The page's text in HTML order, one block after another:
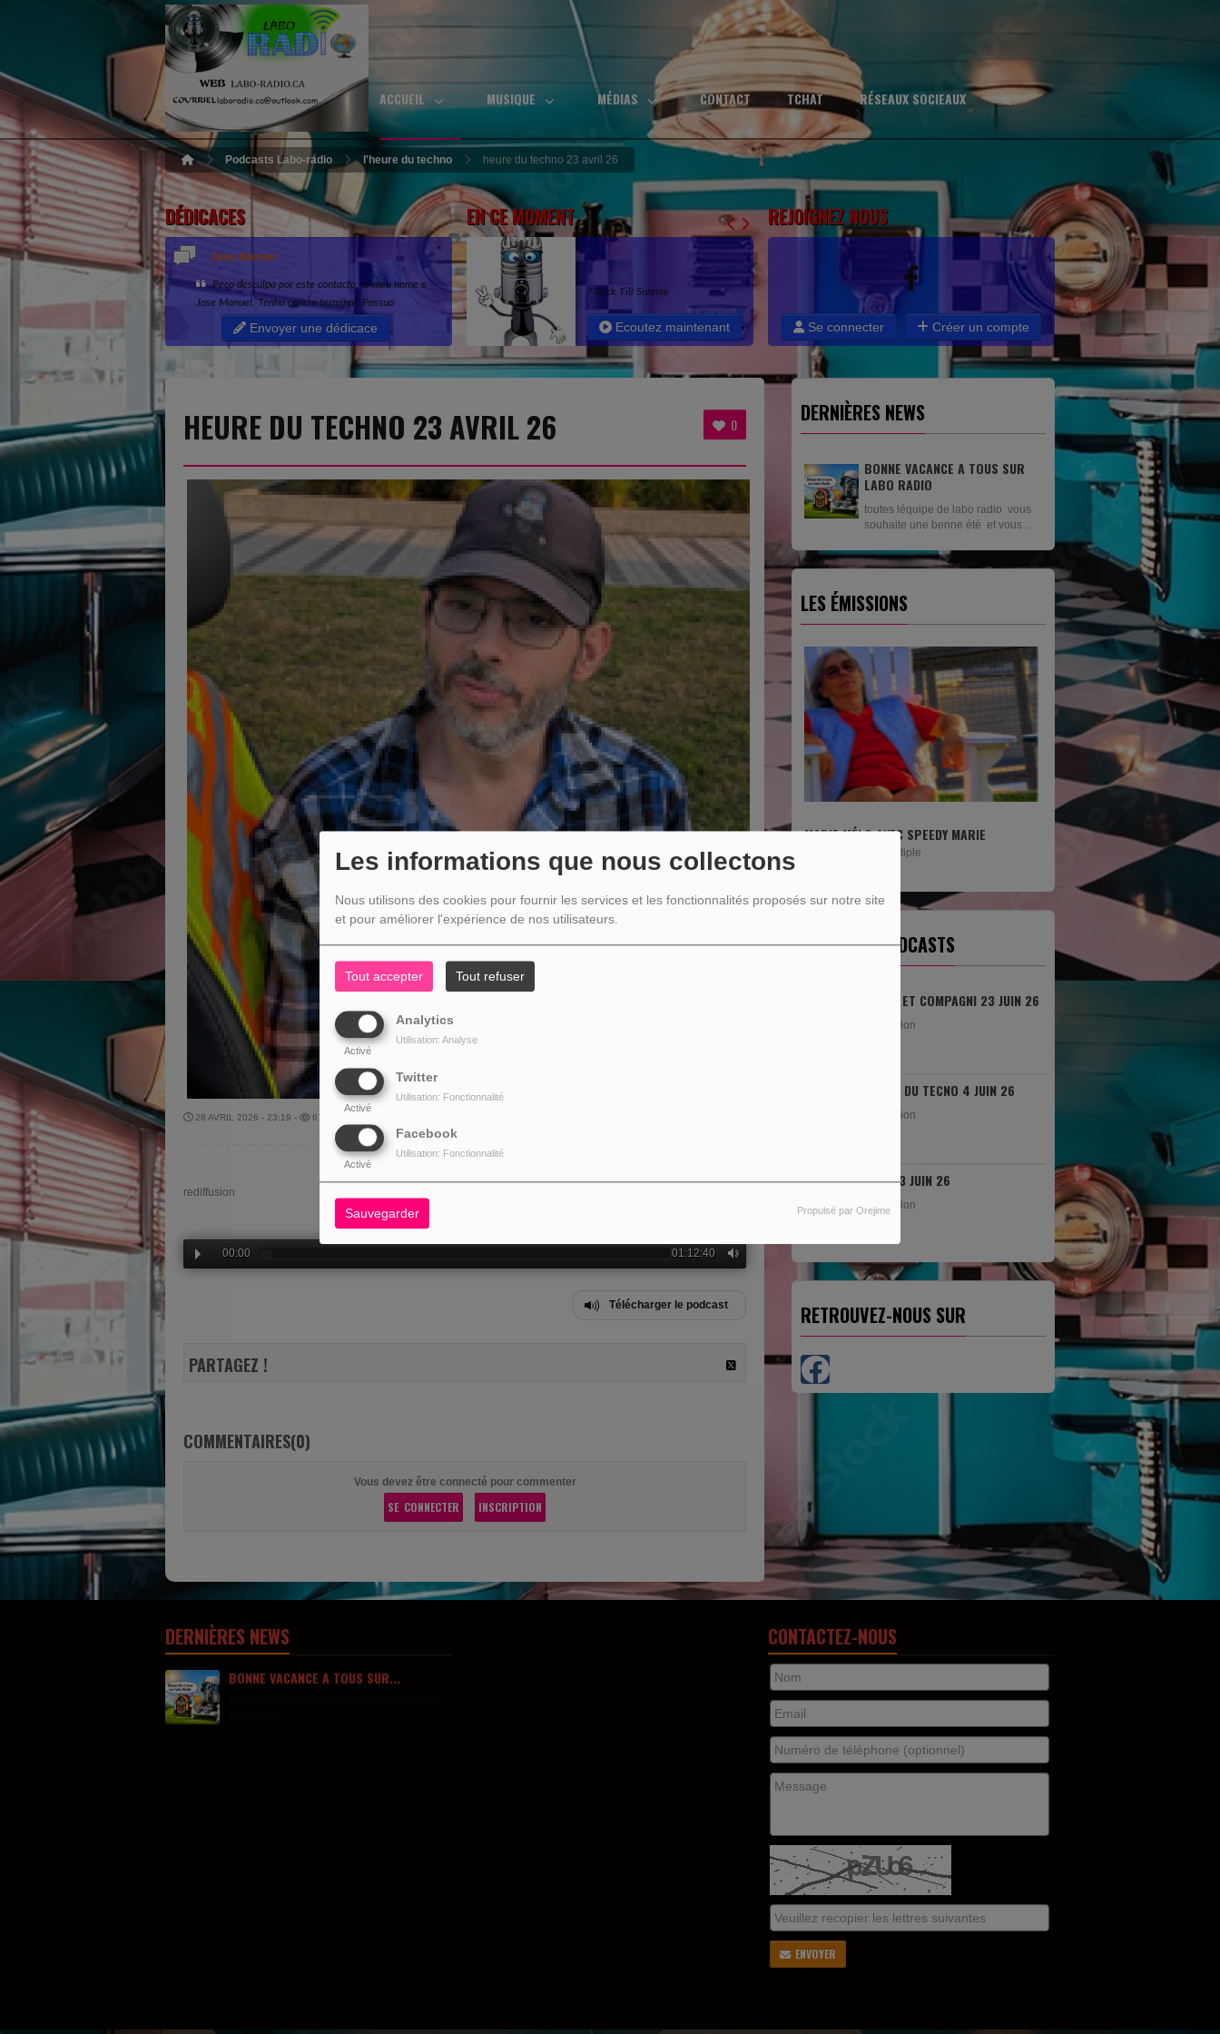
Les informations que nous collectons
Nous utilisons des cookies pour fournir les services et les fonctionnalités proposés sur notre site
et pour améliorer l'expérience de nos utilisateurs.
Tout accepter Tout refuser
Analytics
Activé
Utilisation: Analyse
Twitter
Activé
Utilisation: Fonctionnalité
Facebook
Activé
Utilisation: Fonctionnalité
Sauvegarder Propulsé par Orejime
ACCUEIL MUSIQUE MÉDIAS CONTACT TCHAT RÉSEAUX SOCIEAUX
Podcasts Labo-radio l'heure du techno heure du techno 23 avril 26
DÉDICACES
Jose Manuel
Peco desculpa por este contacto. O meu nome e
Jose Manuel. Tenho cancro terminal. Possuo
1.770.000 € na minha conta bancaria, que desejo
doar a uma pessoa honesta e de confianca...
Envoyer une dédicace
EN CE MOMENT
? Rock Till Sunrise
Ecoutez maintenant
REJOIGNEZ NOUS
Se connecter Créer un compte
0
HEURE DU TECHNO 23 AVRIL 26
28 AVRIL 2026 - 23:19 - 678VUES
rediffusion
00:00 01:12:40
Télécharger le podcast
PARTAGEZ !
COMMENTAIRES(0)
Vous devez être connecté pour commenter
SE CONNECTER INSCRIPTION
DERNIÈRES NEWS
BONNE VACANCE A TOUS SUR
LABO RADIO
toutes léquipe de labo radio vous
souhaite une benne été et vous
LES ÉMISSIONS
MARIE MÉLO AVEC SPEEDY MARIE
CHAPY ET COMPAGNIE TOUS LES MARDIS
Avec Chapy et compagnie tous les mardis
l'humour est au rendez-vous!
DERNIERS PODCASTS
CHAPI ET COMPAGNI 23 JUIN 26
rediffusion
HEURE DU TECNO 4 JUIN 26
rediffusion
SONO 3 JUIN 26
rediffusion
RETROUVEZ-NOUS SUR
DERNIÈRES NEWS
BONNE VACANCE A TOUS SUR...
CONTACTEZ-NOUS
ENVOYER